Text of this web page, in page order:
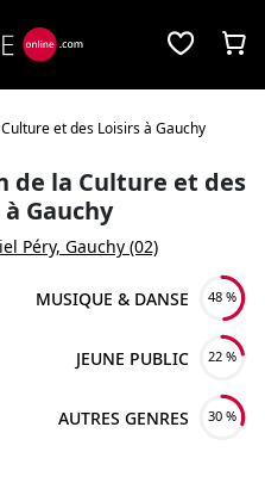
et des Loisirs à Gauchy
de la Culture et des
Gauchy
Péry, Gauchy (02)
MUSIQUE & DANSE 48 %
JEUNE PUBLIC 22 %
AUTRES GENRES 30 %